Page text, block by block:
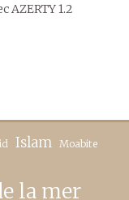
AZERTY 1.2
Islam Moabite
la mer